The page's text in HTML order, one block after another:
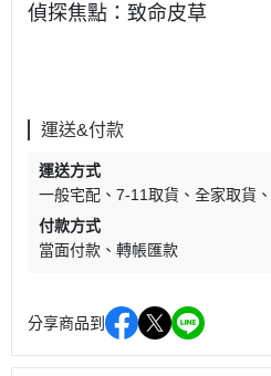
偵探焦點：致命皮草
運送&付款
運送方式
一般宅配
7-11取貨 全家取貨
付款方式
當面付款
轉帳匯款
分享商品到